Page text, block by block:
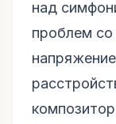
над
проблем